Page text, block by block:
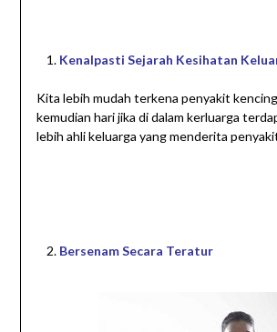
Kenalpasti Sejarah Kesihatan
Kita lebih mudah terkena penyakit
kemudian hari jika di dalam kerluarga
lebih ahli keluarga yang menderita
Bersenam Secara Teratur